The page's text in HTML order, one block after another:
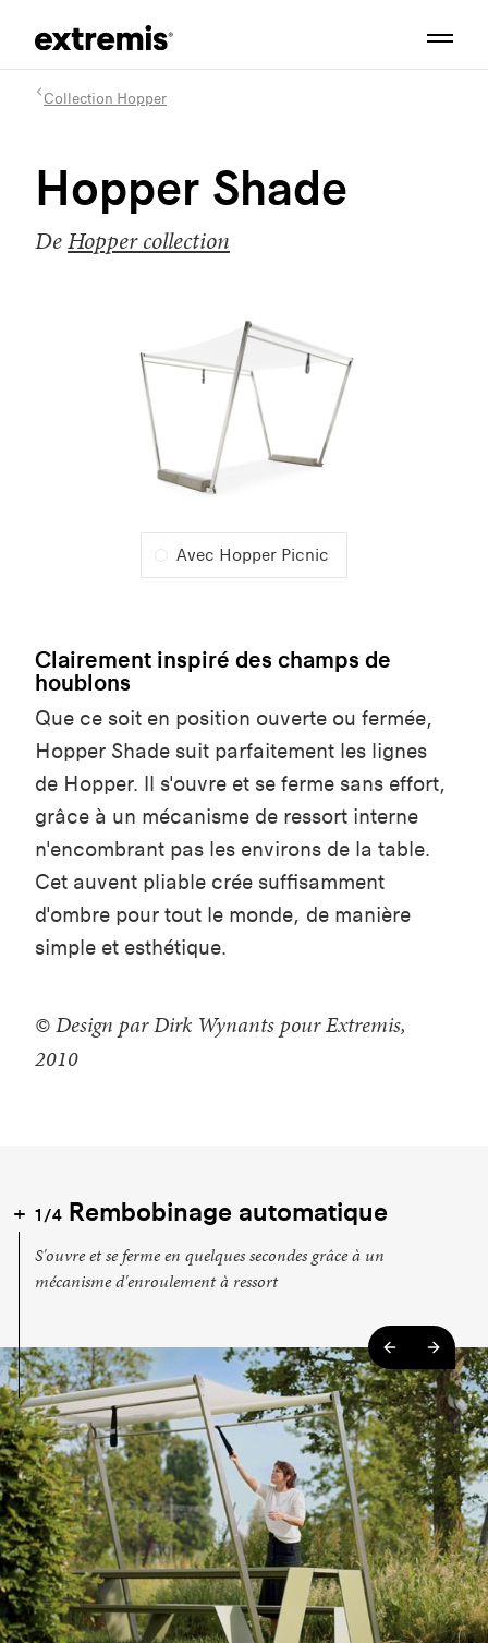
Collection Hopper
Hopper Shade
DeHopper collection
Avec Hopper Picnic
Clairement inspiré des champs de
houblons
Que ce soit en position ouverte ou fermée,
Hopper Shade suit parfaitement les lignes
de Hopper. Il s'ouvre et se ferme sans effort,
grâce à un mécanisme de ressort interne
n'encombrant pas les environs de la table.
Cet auvent pliable crée suffisamment
d'ombre pour tout le monde, de manière
simple et esthétique.
© Design par Dirk Wynants pour Extremis,
2010
1/4 Rembobinage automatique
S'ouvre et se ferme en quelques secondes grâce à un
mécanisme d'enroulement à ressort